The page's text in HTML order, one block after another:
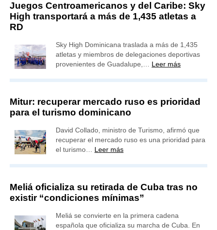
Juegos Centroamericanos y del Caribe: Sky
High transportará a más de 1,435 atletas a
RD
Sky High Dominicana traslada a más de 1,435
atletas y miembros de delegaciones deportivas
provenientes de Guadalupe,… Leer más
Mitur: recuperar mercado ruso es prioridad
para el turismo dominicano
David Collado, ministro de Turismo, afirmó que
recuperar el mercado ruso es una prioridad para
el turismo… Leer más
Meliá oficializa su retirada de Cuba tras no
existir “condiciones mínimas”
Meliá se convierte en la primera cadena
española que oficializa su marcha de Cuba. En